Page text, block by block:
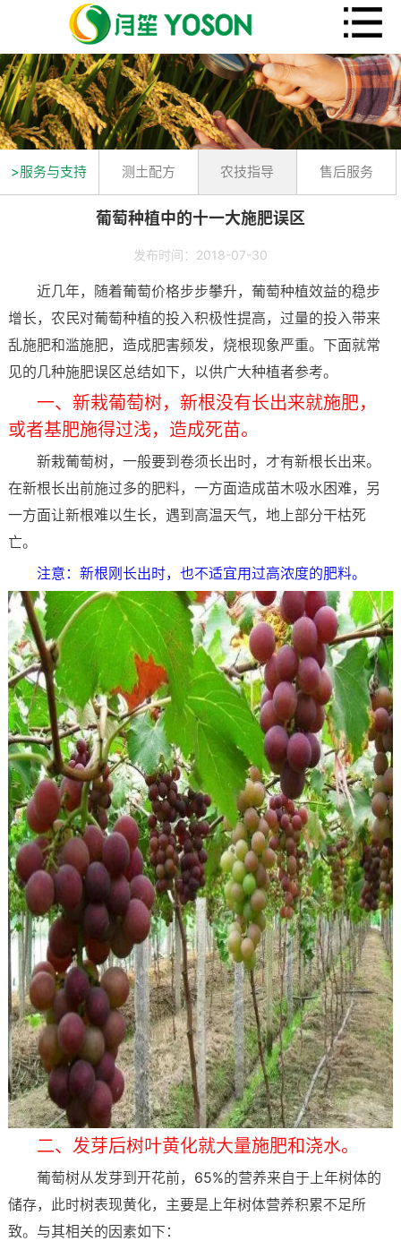
>服务与支持 测土配方 农技指导 售后服务
葡萄种植中的十一大施肥误区
发布时间：2018-07-30
近几年，随着葡萄价格步步攀升，葡萄种植效益的稳步
增长，农民对葡萄种植的投入积极性提高，过量的投入带来
乱施肥和滥施肥，造成肥害频发，烧根现象严重。下面就常
见的几种施肥误区总结如下，以供广大种植者参考。
一、新栽葡萄树，新根没有长出来就施肥，
或者基肥施得过浅，造成死苗。
新栽葡萄树，一般要到卷须长出时，才有新根长出来。
在新根长出前施过多的肥料，一方面造成苗木吸水困难，另
一方面让新根难以生长，遇到高温天气，地上部分干枯死
亡。
注意：新根刚长出时，也不适宜用过高浓度的肥料。
二、发芽后树叶黄化就大量施肥和浇水。
葡萄树从发芽到开花前，65%的营养来自于上年树体的
储存，此时树表现黄化，主要是上年树体营养积累不足所
致。与其相关的因素如下：